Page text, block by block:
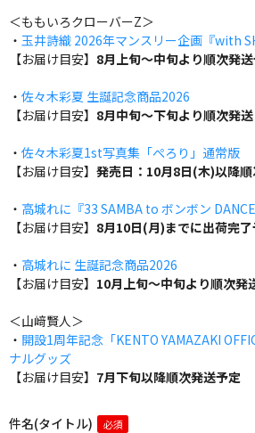
＜ももいろクローバーZ＞
・ 玉井詩織 2026年マンスリー企画『with
【お届け目安】 8月上旬～中旬より順次発
・ 佐々木彩夏 生誕記念商品2026
【お届け目安】 8月中旬～下旬より順次発送
・ 佐々木彩夏1st写真集「ぺろり」通常版
【お届け目安】 発売日：10月8日(木)以降
・ 高城れに『33 SAMBA to ボンボン
【お届け目安】 8月10日(月)までに出荷完
・ 高城れに 生誕記念商品2026
【お届け目安】 10月上旬～中旬より順次発
＜山﨑賢人＞
・ 開設1周年記念「KENTO YAMAZAKI
ナルグッズ
【お届け目安】 7月下旬以降順次発送予定
件名(タイトル)